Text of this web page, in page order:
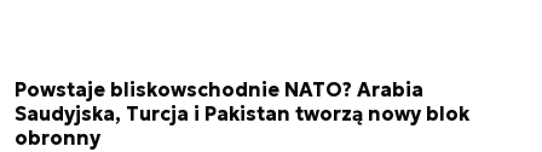
Powstaje bliskowschodnie NATO? Arabia
Saudyjska, Turcja i Pakistan tworzą nowy blok
obronny